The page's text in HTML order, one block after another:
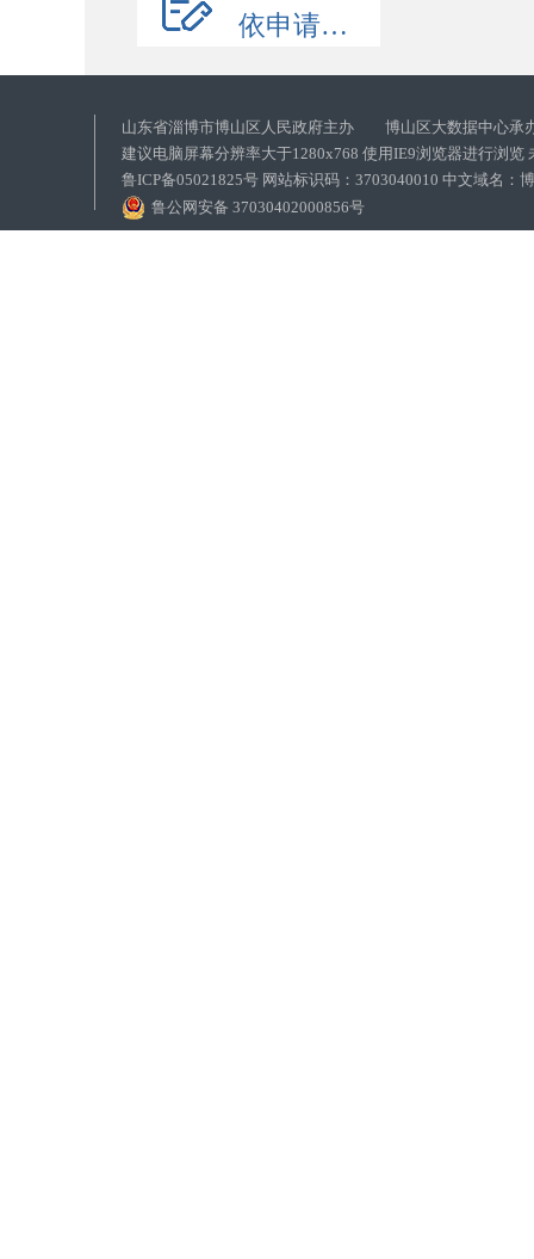
依申请公开
山东省淄博市博山区人民政府主办 博山区大数据中心承
建议电脑屏幕分辨率大于1280x768 使用IE9浏览器进行浏览
鲁ICP备05021825号 网站标识码：3703040010 中文域名：
鲁公网安备 37030402000856号